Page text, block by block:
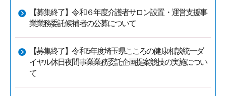
【募集終了】令和６年度介護者サロン設置・運営支援事
業業務委託候補者の公募について
【募集終了】令和5年度埼玉県こころの健康相談統一ダ
イヤル休日夜間事業業務委託企画提案競技の実施につい
て